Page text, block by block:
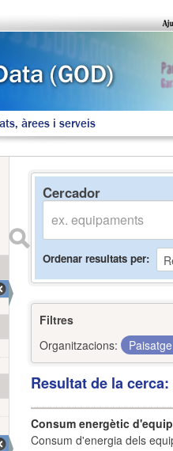
àrees i serveis
Cercador
Ordenar resultats per
Filtres
Organitzacions:
Resultat de la
Consum energètic
Consum d'energia dels